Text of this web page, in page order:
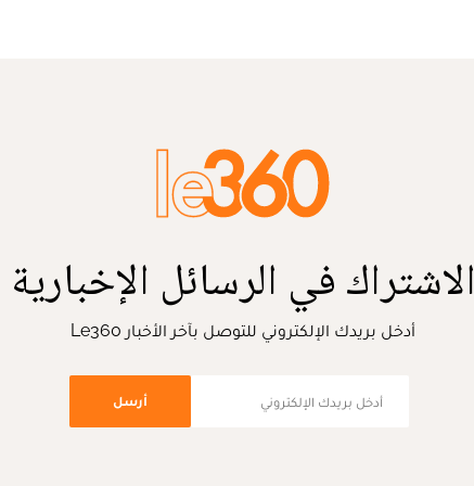
الاشتراك في الرسائل الإخبارية
أدخل بريدك الإلكتروني للتوصل بآخر الأخبار Le360
أرسل